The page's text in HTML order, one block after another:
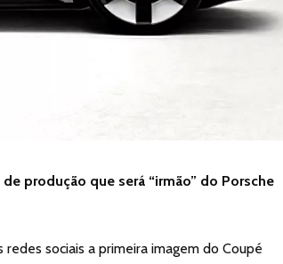
produção que será “irmão” do Porsche
sociais a primeira imagem do Coupé